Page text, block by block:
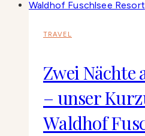
TRAVEL
Zwei Nächte
– unser
Waldhof